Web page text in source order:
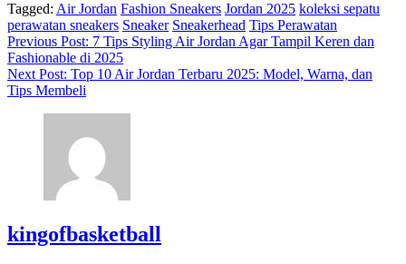
Tagged: Air Jordan Fashion Sneakers Jordan 2025 koleksi sepatu
perawatan sneakers Sneaker Sneakerhead Tips Perawatan
Navigasi
pos
Previous Post: 7 Tips Styling Air Jordan Agar Tampil Keren dan
Fashionable di 2025
Next Post: Top 10 Air Jordan Terbaru 2025: Model, Warna, dan
Tips Membeli
kingofbasketball